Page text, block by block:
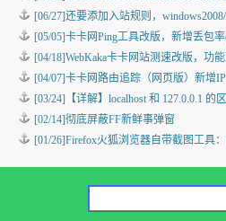
[06/27]还要添加入站规则，
[05/05]卡卡网Ping工具改版，新增丢包
[04/18]WebKaka卡卡网站测速改版，功
[04/07]卡卡网路由追踪（网页版）新增
[03/24] 【详解】localhost 和 127.0.0.1 的
[02/14]彻底屏蔽FF新鲜事弹窗
[01/26]Firefox火狐浏览器自带截图工具